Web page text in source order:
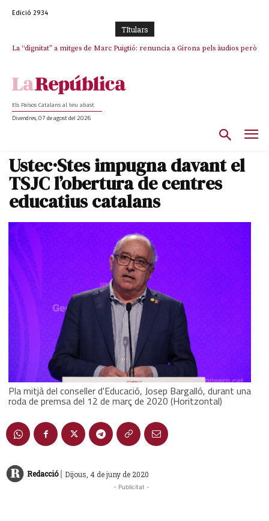
Edició 2934
TItulars
La “dignitat” a mitges de Marc Puigtió: renuncia a Girona pels àudios però
Els Països Catalans al teu abast
Divendres, 07 de agost del 2026
Ustec·Stes impugna davant el
TSJC l’obertura de centres
educatius catalans
Pla mitjà del conseller d'Educació, Josep Bargalló, durant una
roda de premsa del 12 de març de 2020 (Horitzontal)
Redacció | Dijous, 4 de juny de 2020
- Publicitat -